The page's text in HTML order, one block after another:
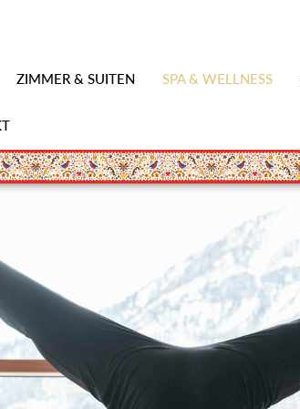
ZIMMER & SUITEN SPA & WELLNESS